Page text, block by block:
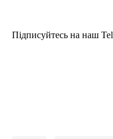
Підписуйтесь на наш